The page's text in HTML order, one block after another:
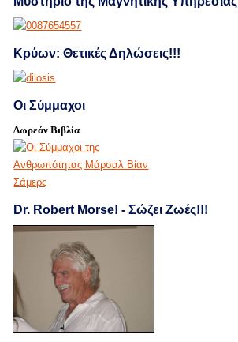
Κρύων: Θετικές Δηλώσεις!!!
Οι Σύμμαχοι
Δωρεάν Βιβλία
Dr. Robert Morse! - Σώζει Ζωές!!!